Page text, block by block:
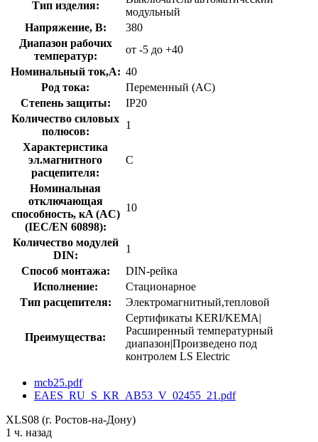
Тип изделия:
модульный
Напряжение, В:
380
Диапазон рабочих
температур:
от -5 до +40
Номинальный ток,А: 40
Род тока:
Переменный (AC)
Степень защиты:
IP20
Количество силовых
полюсов:
1
Характеристика
эл.магнитного
расцепителя:
C
Номинальная
отключающая
способность, кA (AC)
(IEC/EN 60898):
10
Количество модулей
DIN:
1
Способ монтажа:
DIN-рейка
Исполнение:
Стационарное
Тип расцепителя:
Электромагнитный,тепловой
Преимущества:
Сертификаты KERI/KEMA|
Расширенный температурный
диапазон|Произведено под
контролем LS Electric
mcb25.pdf
EAES_RU_S_KR_AB53_V_02455_21.pdf
XLS08 (г. Ростов-на-Дону)
1 ч. назад